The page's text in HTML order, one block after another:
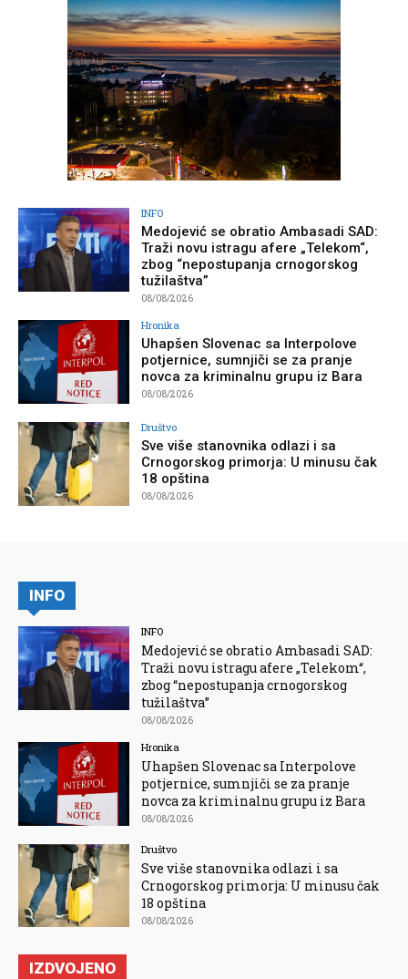
INFO
Medojević se obratio Ambasadi SAD:
Traži novu istragu afere „Telekom“,
zbog “nepostupanja crnogorskog
tužilaštva”
08/08/2026
Hronika
Uhapšen Slovenac sa Interpolove
potjernice, sumnjiči se za pranje
novca za kriminalnu grupu iz Bara
08/08/2026
Društvo
Sve više stanovnika odlazi i sa
Crnogorskog primorja: U minusu čak
18 opština
08/08/2026
INFO
INFO
Medojević se obratio Ambasadi SAD:
Traži novu istragu afere „Telekom“,
zbog “nepostupanja crnogorskog
tužilaštva”
08/08/2026
Hronika
Uhapšen Slovenac sa Interpolove
potjernice, sumnjiči se za pranje
novca za kriminalnu grupu iz Bara
08/08/2026
Društvo
Sve više stanovnika odlazi i sa
Crnogorskog primorja: U minusu čak
18 opština
08/08/2026
IZDVOJENO